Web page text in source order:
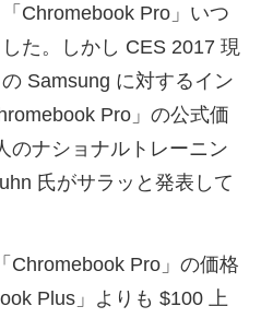
Chromebook Pro」いつ
た。しかし CES 2017 現
Samsung に対するイン
Pro」の公式価
のナショナルトレーニン
氏がサラッと発表して
Chromebook Pro」の価格
Plus」よりも $100 上